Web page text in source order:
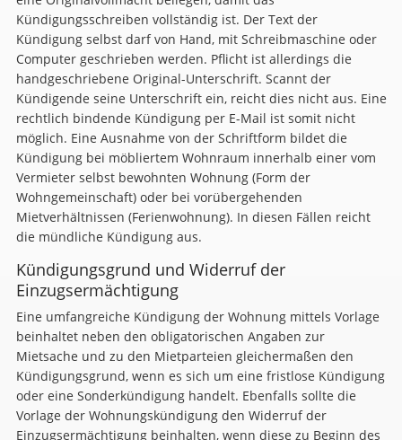
Kündigungsschreiben vollständig ist. Der Text der
Kündigung selbst darf von Hand, mit Schreibmaschine oder
Computer geschrieben werden. Pflicht ist allerdings die
handgeschriebene Original-Unterschrift. Scannt der
Kündigende seine Unterschrift ein, reicht dies nicht aus. Eine
rechtlich bindende Kündigung per E-Mail ist somit nicht
möglich. Eine Ausnahme von der Schriftform bildet die
Kündigung bei möbliertem Wohnraum innerhalb einer vom
Vermieter selbst bewohnten Wohnung (Form der
Wohngemeinschaft) oder bei vorübergehenden
Mietverhältnissen (Ferienwohnung). In diesen Fällen reicht
die mündliche Kündigung aus.
Kündigungsgrund und Widerruf der
Einzugsermächtigung
Eine umfangreiche Kündigung der Wohnung mittels Vorlage
beinhaltet neben den obligatorischen Angaben zur
Mietsache und zu den Mietparteien gleichermaßen den
Kündigungsgrund, wenn es sich um eine fristlose Kündigung
oder eine Sonderkündigung handelt. Ebenfalls sollte die
Vorlage der Wohnungskündigung den Widerruf der
Einzugsermächtigung beinhalten, wenn diese zu Beginn des